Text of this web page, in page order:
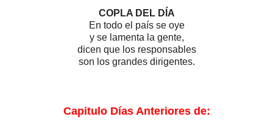
COPLA DEL DÍA
En todo el país se oye
y se lamenta la gente,
dicen que los responsables
son los grandes dirigentes.
Capitulo Días Anteriores de: